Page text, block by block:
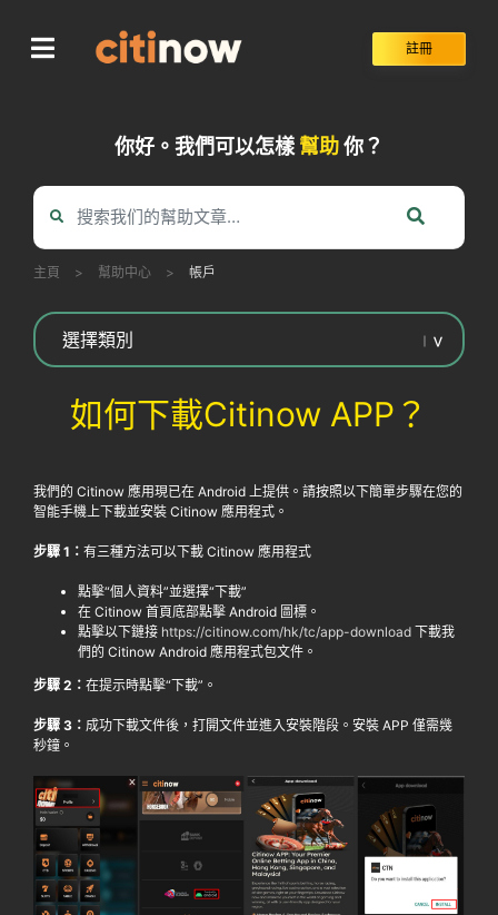
content
註冊
你好。我們可以怎樣 幫助你？
主頁 > 幫助中心 > 帳戶
如何下載Citinow APP？
我們的 Citinow 應用現已在 Android 上提供。請按照以下簡單步驟在您的
智能手機上下載並安裝 Citinow 應用程式。
步驟 1： 有三種方法可以下載 Citinow 應用程式
點擊“個人資料”並選擇“下載”
在 Citinow 首頁底部點擊 Android 圖標。
點擊以下鏈接 https://citinow.com/hk/tc/app-download 下載我
們的 Citinow Android 應用程式包文件。
步驟 2： 在提示時點擊“下載”。
步驟 3： 成功下載文件後，打開文件並進入安裝階段。安裝 APP 僅需幾
秒鐘。